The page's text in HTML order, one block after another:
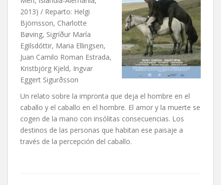
2013) / Reparto: Helgi
Björnsson, Charlotte
Bøving, Sigríður María
Egilsdóttir, Maria Ellingsen,
Juan Camilo Roman Estrada,
Kristbjörg Kjeld, Ingvar
Eggert Sigurðsson
Un relato sobre la impronta que deja el hombre en el
caballo y el caballo en el hombre. El amor y la muerte se
cogen de la mano con insólitas consecuencias. Los
destinos de las personas que habitan ese paisaje a
través de la percepción del caballo.